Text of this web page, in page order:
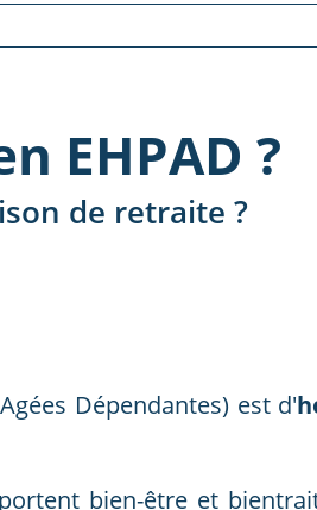
EHPAD ?
de retraite ?
Dépendantes) est d'
bien-être et